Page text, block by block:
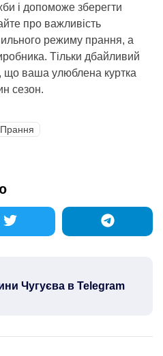
і допоможе зберегти
про важливість
режиму прання, а
Тільки дбайливий
що ваша улюблена куртка
сезон.
Прання
Чугуєва в Telegram